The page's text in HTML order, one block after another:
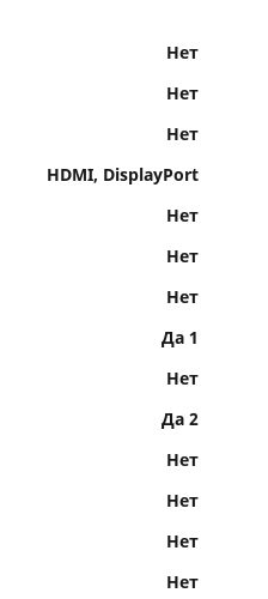
Нет
Нет
Нет
HDMI, DisplayPort
Нет
Нет
Нет
Да 1
Нет
Да 2
Нет
Нет
Нет
Нет